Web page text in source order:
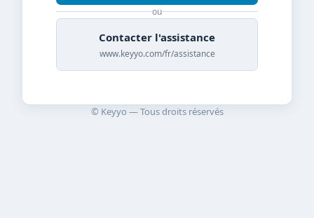
ou
Contacter l'assistance
www.keyyo.com/fr/assistance
© Keyyo — Tous droits réservés